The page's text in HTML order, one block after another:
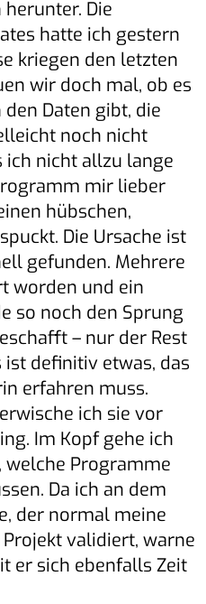
Die
hatte ich gestern
kriegen den letzten
wir doch mal, ob es
Daten gibt, die
noch nicht
ich nicht allzu lange
mir lieber
hübschen,
Die Ursache ist
gefunden. Mehrere
worden und ein
so noch den Sprung
– nur der Rest
ist definitiv etwas, das
erfahren muss.
ich sie vor
Im Kopf gehe ich
welche Programme
Da ich an dem
der normal meine
validiert, warne
er sich ebenfalls Zeit